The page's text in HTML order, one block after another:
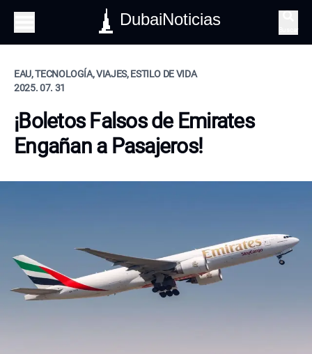
DubaiNoticias
EAU, TECNOLOGÍA, VIAJES, ESTILO DE VIDA
2025. 07. 31
¡Boletos Falsos de Emirates
Engañan a Pasajeros!